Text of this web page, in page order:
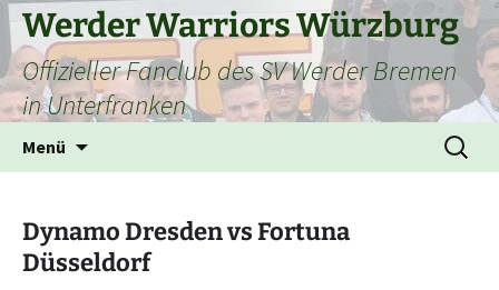
Zum
Inhalt
springen
Werder Warriors Würzburg
Offizieller Fanclub des SV Werder Bremen
in Unterfranken
Menü
Suchen
nach:
Dynamo Dresden vs Fortuna
Düsseldorf